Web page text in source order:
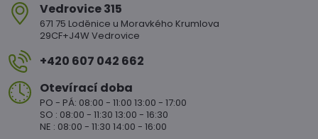
Vedrovice 315
671 75 Loděnice u Moravkého Krumlova
29CF+J4W Vedrovice
+420 607 042 662
Otevírací doba
PO - PÁ: 08:00 - 11:00 13:00 - 17:00
SO : 08:00 - 11:30 13:00 - 16:30
NE : 08:00 - 11:30 14:00 - 16:00